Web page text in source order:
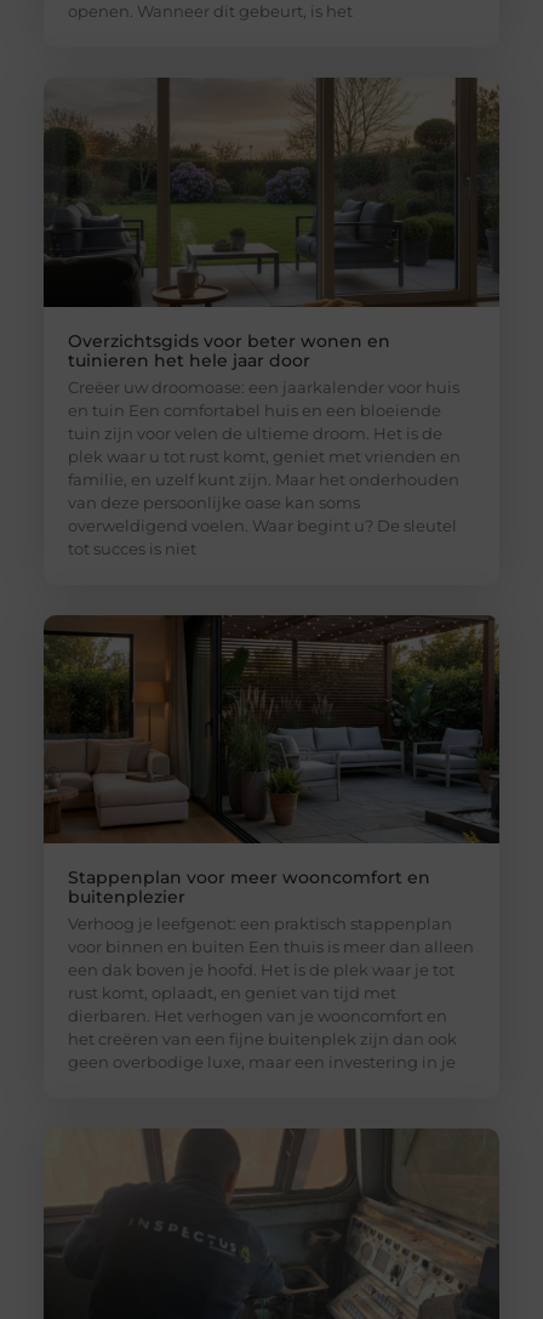
openen. Wanneer dit gebeurt, is het
Overzichtsgids voor beter wonen en
tuinieren het hele jaar door
Creëer uw droomoase: een jaarkalender voor huis
en tuin Een comfortabel huis en een bloeiende
tuin zijn voor velen de ultieme droom. Het is de
plek waar u tot rust komt, geniet met vrienden en
familie, en uzelf kunt zijn. Maar het onderhouden
van deze persoonlijke oase kan soms
overweldigend voelen. Waar begint u? De sleutel
tot succes is niet
Stappenplan voor meer wooncomfort en
buitenplezier
Verhoog je leefgenot: een praktisch stappenplan
voor binnen en buiten Een thuis is meer dan alleen
een dak boven je hoofd. Het is de plek waar je tot
rust komt, oplaadt, en geniet van tijd met
dierbaren. Het verhogen van je wooncomfort en
het creëren van een fijne buitenplek zijn dan ook
geen overbodige luxe, maar een investering in je